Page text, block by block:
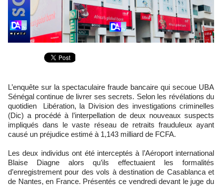
L’enquête sur la spectaculaire fraude bancaire qui secoue UBA
Sénégal continue de livrer ses secrets. Selon les révélations du
quotidien Libération, la Division des investigations criminelles
(Dic) a procédé à l’interpellation de deux nouveaux suspects
impliqués dans le vaste réseau de retraits frauduleux ayant
causé un préjudice estimé à 1,143 milliard de FCFA.
Les deux individus ont été interceptés à l’Aéroport international
Blaise Diagne alors qu’ils effectuaient les formalités
d’enregistrement pour des vols à destination de Casablanca et
de Nantes, en France. Présentés ce vendredi devant le juge du